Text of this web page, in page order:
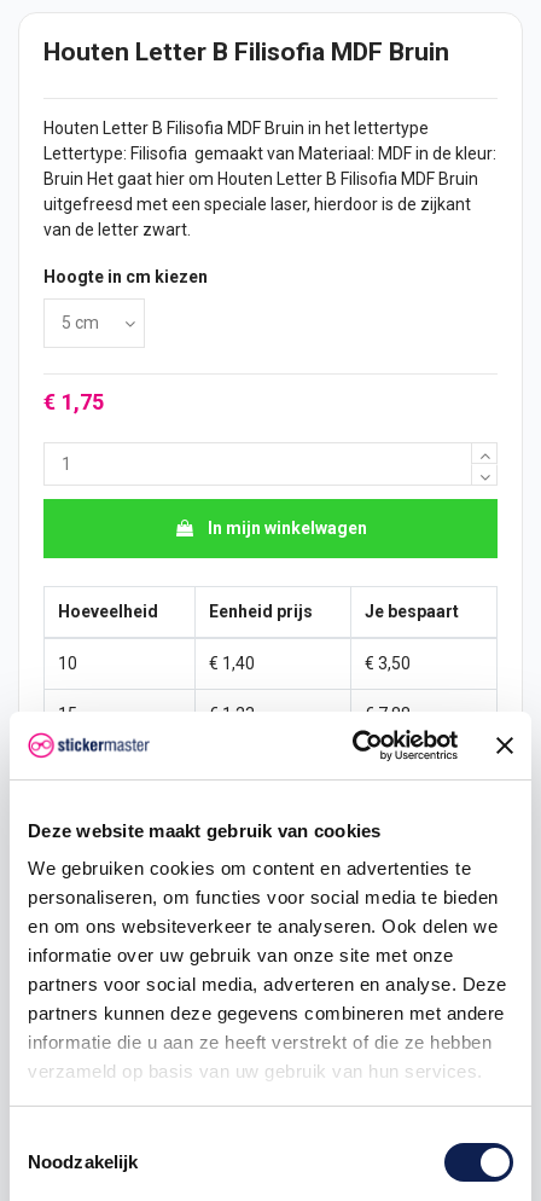
Deze website maakt gebruik van cookies
We gebruiken cookies om content en advertenties te
personaliseren, om functies voor social media te bieden
en om ons websiteverkeer te analyseren. Ook delen we
informatie over uw gebruik van onze site met onze
partners voor social media, adverteren en analyse. Deze
partners kunnen deze gegevens combineren met andere
informatie die u aan ze heeft verstrekt of die ze hebben
verzameld op basis van uw gebruik van hun services.
Noodzakelijk
Houten Letter B Filisofia MDF Bruin
Houten Letter B Filisofia MDF Bruin in het lettertype
Lettertype: Filisofia gemaakt van Materiaal: MDF in de kleur:
Bruin Het gaat hier om Houten Letter B Filisofia MDF Bruin
uitgefreesd met een speciale laser, hierdoor is de zijkant
van de letter zwart.
Hoogte in cm kiezen
€ 1,75
In mijn winkelwagen
Hoeveelheid Eenheid prijs Je bespaart
10 € 1,40 € 3,50
15 € 1,23 € 7,88
€ 15,31
100 € 0,96 € 78,75
€ 0,88 € 175,00
500 € 0,70 € 525,00
750 € 0,53 € 918,75